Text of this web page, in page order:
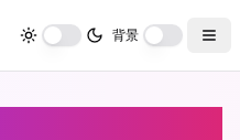
背景